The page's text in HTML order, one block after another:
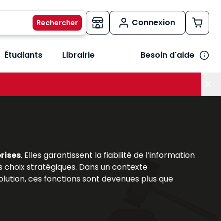
Connexion
métiers
le sous-menu Vos besoins
Étudiants Librairie Besoin d'aide
. Elles garantissent la fiabilité de l’information
stratégiques. Dans un contexte
ces fonctions sont devenues plus que